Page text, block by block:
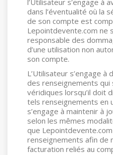
l’Utilisateur s’engage à
dans l’éventualité où la
de son compte est
Lepointdevente.com ne
responsable des
d’une utilisation non
son compte.
L’Utilisateur s’engage
des renseignements
véridiques lorsqu’il doit
tels renseignements en
s’engage à maintenir à
selon les mêmes
que
renseignements afin de
facturation reliés au